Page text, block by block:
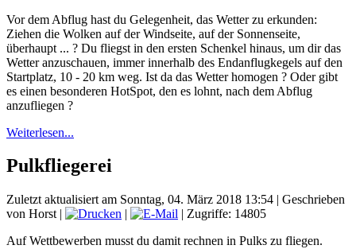
Vor dem Abflug hast du Gelegenheit, das Wetter zu erkunden:
Ziehen die Wolken auf der Windseite, auf der Sonnenseite,
überhaupt ... ? Du fliegst in den ersten Schenkel hinaus, um dir das
Wetter anzuschauen, immer innerhalb des Endanflugkegels auf den
Startplatz, 10 - 20 km weg. Ist da das Wetter homogen ? Oder gibt
es einen besonderen HotSpot, den es lohnt, nach dem Abflug
anzufliegen ?
Weiterlesen...
Pulkfliegerei
Zuletzt aktualisiert am Sonntag, 04. März 2018 13:54 | Geschrieben
von Horst | |
| Zugriffe: 14805
Auf Wettbewerben musst du damit rechnen in Pulks zu fliegen.